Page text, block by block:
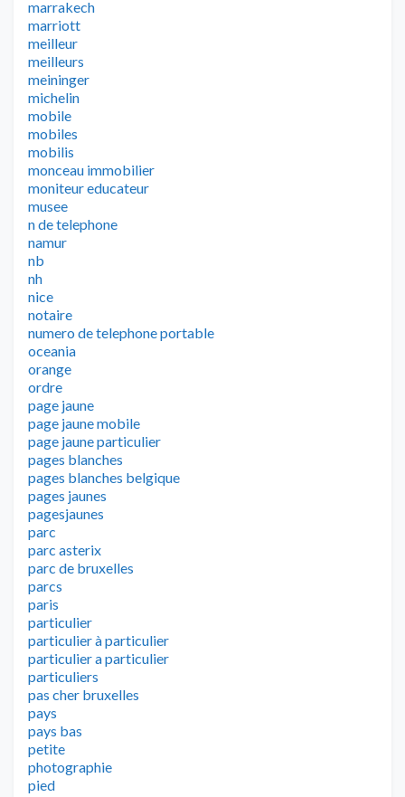
marrakech
marriott
meilleur
meilleurs
meininger
michelin
mobile
mobiles
mobilis
monceau immobilier
moniteur educateur
musee
n de telephone
namur
nb
nh
nice
notaire
numero de telephone portable
oceania
orange
ordre
page jaune
page jaune mobile
page jaune particulier
pages blanches
pages blanches belgique
pages jaunes
pagesjaunes
parc
parc asterix
parc de bruxelles
parcs
paris
particulier
particulier à particulier
particulier a particulier
particuliers
pas cher bruxelles
pays
pays bas
petite
photographie
pied